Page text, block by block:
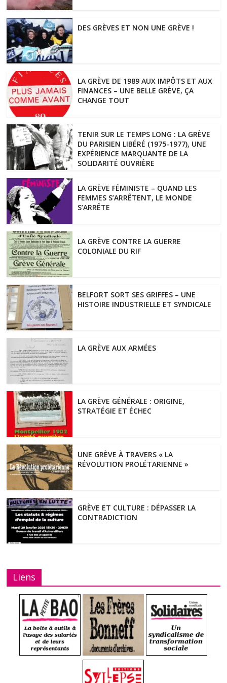
DES GRÈVES ET NON UNE GRÈVE !
LA GRÈVE DE 1989 AUX IMPÔTS ET AUX
FINANCES – UNE BELLE GRÈVE, ÇA
CHANGE TOUT
TENIR SUR LE TEMPS LONG : LA GRÈVE
DU PARISIEN LIBÉRÉ (1975-1977), UNE
EXPÉRIENCE MARQUANTE DE LA
SOLIDARITÉ OUVRIÈRE
LA GRÈVE FÉMINISTE – QUAND LES
FEMMES S’ARRÊTENT, LE MONDE
S’ARRÊTE
LA GRÈVE CONTRE LA GUERRE
COLONIALE DU RIF
BELFORT SORT SES GRIFFES – UNE
HISTOIRE INDUSTRIELLE ET SYNDICALE
LA GRÈVE AUX ARMÉES
LA GRÈVE GÉNÉRALE : ORIGINE,
STRATÉGIE ET ÉCHEC
UNE GRÈVE À TRAVERS « LA
RÉVOLUTION PROLÉTARIENNE »
GRÈVE ET CULTURE : DÉPASSER LA
CONTRADICTION
Liens